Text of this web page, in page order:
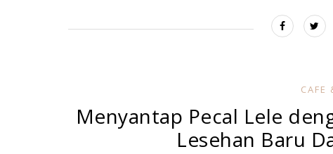
CAFE
Menyantap Pecal Lele
Lesehan Baru